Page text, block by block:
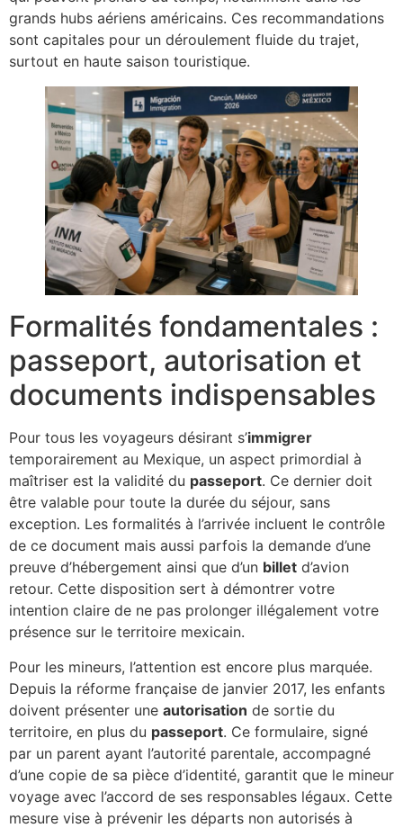
grands hubs aériens américains. Ces recommandations
sont capitales pour un déroulement fluide du trajet,
surtout en haute saison touristique.
Formalités fondamentales :
passeport, autorisation et
documents indispensables
Pour tous les voyageurs désirant s’immigrer
temporairement au Mexique, un aspect primordial à
maîtriser est la validité du passeport. Ce dernier doit
être valable pour toute la durée du séjour, sans
exception. Les formalités à l’arrivée incluent le contrôle
de ce document mais aussi parfois la demande d’une
preuve d’hébergement ainsi que d’un billet d’avion
retour. Cette disposition sert à démontrer votre
intention claire de ne pas prolonger illégalement votre
présence sur le territoire mexicain.
Pour les mineurs, l’attention est encore plus marquée.
Depuis la réforme française de janvier 2017, les enfants
doivent présenter une autorisation de sortie du
territoire, en plus du passeport. Ce formulaire, signé
par un parent ayant l’autorité parentale, accompagné
d’une copie de sa pièce d’identité, garantit que le mineur
voyage avec l’accord de ses responsables légaux. Cette
mesure vise à prévenir les départs non autorisés à